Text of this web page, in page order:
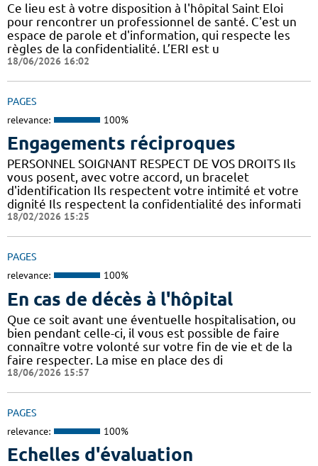
Ce lieu est à votre disposition à l'hôpital Saint Eloi
pour rencontrer un professionnel de santé. C'est un
espace de parole et d'information, qui respecte les
règles de la confidentialité. L’ERI est u
18/06/2026 16:02
PAGES
relevance: 100%
Engagements réciproques
PERSONNEL SOIGNANT RESPECT DE VOS DROITS Ils
vous posent, avec votre accord, un bracelet
d'identification Ils respectent votre intimité et votre
dignité Ils respectent la confidentialité des informati
18/02/2026 15:25
PAGES
relevance: 100%
En cas de décès à l'hôpital
Que ce soit avant une éventuelle hospitalisation, ou
bien pendant celle-ci, il vous est possible de faire
connaître votre volonté sur votre fin de vie et de la
faire respecter. La mise en place des di
18/06/2026 15:57
PAGES
relevance: 100%
Echelles d'évaluation